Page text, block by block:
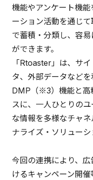
機能やアンケート機
ーション活動を通じ
で蓄積・分類し、容
ができます。
「Rtoaster」は、サ
タ、外部データなど
DMP（※3）機能と高
スに、一人ひとりの
な情報を多様なチャ
ナライズ・ソリューシ
今回の連携により、
けるキャンペーン開